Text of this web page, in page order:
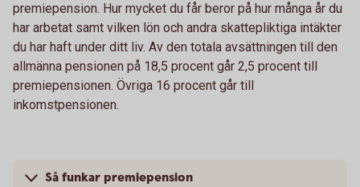
premiepension. Hur mycket du får beror på hur många år du
har arbetat samt vilken lön och andra skattepliktiga intäkter
du har haft under ditt liv. Av den totala avsättningen till den
allmänna pensionen på 18,5 procent går 2,5 procent till
premiepensionen. Övriga 16 procent går till
inkomstpensionen.
Så funkar premiepension